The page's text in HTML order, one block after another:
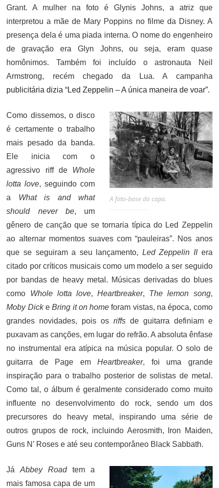
Grant. A mulher na foto é Glynis Johns, a atriz que
interpretou a mãe de Mary Poppins no filme da Disney. A
presença dela é uma piada interna. O nome do engenheiro
de gravação era Glyn Johns, ou seja, eram quase
homônimos. Também foi incluído o astronauta Neil
Armstrong, recém chegado da Lua. A campanha
publicitária dizia“Led Zeppelin – A única maneira de voar”.
A foto-base da capa.
Como dissemos, o disco
é certamente o trabalho
mais pesado da banda.
Ele inicia com o
agressivo riff de Whole
lotta love, seguindo com
a What is and what
should never be, um
gênero de canção que se tornaria típica do Led Zeppelin
ao alternar momentos suaves com “pauleiras”. Nos anos
que se seguiram a seu lançamento, Led Zeppelin IIera
citado por críticos musicais como um modelo a ser seguido
por bandas de heavy metal. Músicas derivadas do blues
como Whole lotta love,Heartbreaker, The lemon song,
Moby DickeBring it on home foram vistas, na época, como
grandes novidades, pois os riffs de guitarra definiam e
puxavam as canções, em lugar do refrão. A absoluta ênfase
no instrumental era atípica na música popular. O solo de
guitarra de Page emHeartbreaker, foi uma grande
inspiração para o trabalho posterior de solistas de metal.
Como tal, o álbum é geralmente considerado como muito
influente no desenvolvimento do rock, sendo um dos
precursores do heavy metal, inspirando uma série de
outros grupos de rock, incluindo Aerosmith, Iron Maiden,
Guns N’ Roses e até seu contemporâneo Black Sabbath.
JáAbbey Roadtem a
mais famosa capa de um